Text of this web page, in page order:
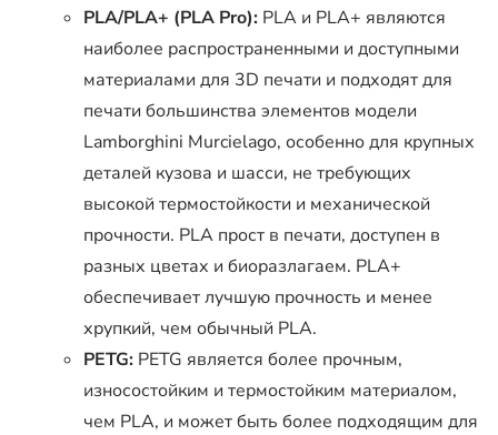
PLA/PLA+ (PLA Pro): PLA и PLA+ являются
наиболее распространенными и доступными
материалами для 3D печати и подходят для
печати большинства элементов модели
Lamborghini Murcielago, особенно для крупных
деталей кузова и шасси, не требующих
высокой термостойкости и механической
прочности. PLA прост в печати, доступен в
разных цветах и биоразлагаем. PLA+
обеспечивает лучшую прочность и менее
хрупкий, чем обычный PLA.
PETG: PETG является более прочным,
износостойким и термостойким материалом,
чем PLA, и может быть более подходящим для